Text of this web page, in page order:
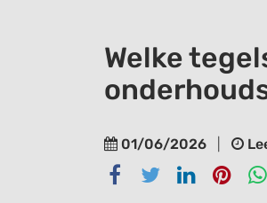
Welke
01/06/2026
DelenDelenDelenDelen